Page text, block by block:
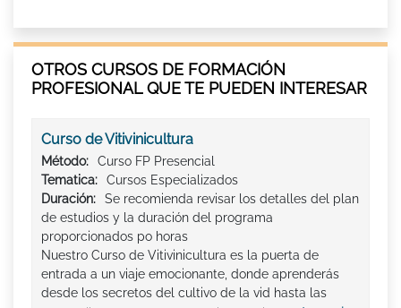
OTROS CURSOS DE FORMACIÓN
PROFESIONAL QUE TE PUEDEN INTERESAR
Curso de Vitivinicultura
Método:
Curso FP Presencial
Tematica:
Cursos Especializados
Duración:
Se recomienda revisar los detalles del plan
de estudios y la duración del programa
proporcionados po horas
Nuestro Curso de Vitivinicultura es la puerta de
entrada a un viaje emocionante, donde aprenderás
desde los secretos del cultivo de la vid hasta las